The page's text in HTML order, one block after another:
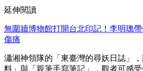
延伸閱讀
無圍牆博物館打開台北印記！李明璁
傷痛
瀟湘神領隊的「東臺灣的尋妖日誌」
料」與「親筆手寫筆記」，觀者可感